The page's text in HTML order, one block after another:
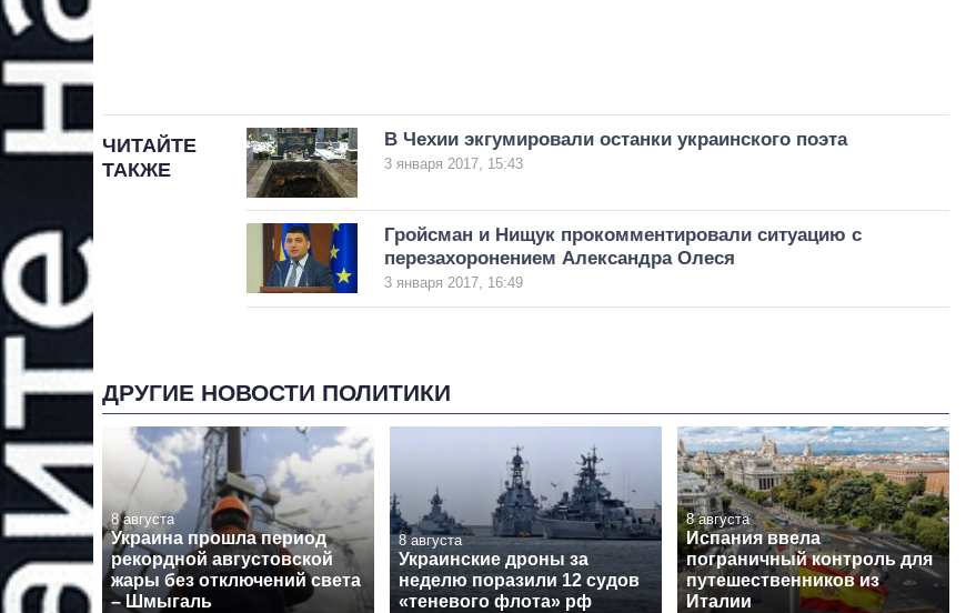
ЧИТАЙТЕ
ТАКЖЕ
В Чехии экгумировали останки украинского поэта
3 января 2017, 15:43
Гройсман и Нищук прокомментировали ситуацию с
перезахоронением Александра Олеся
3 января 2017, 16:49
ДРУГИЕ НОВОСТИ ПОЛИТИКИ
8 августа
Украина прошла период
рекордной августовской
жары без отключений света
– Шмыгаль
8 августа
Украинские дроны за
неделю поразили 12 судов
«теневого флота» рф
8 августа
Испания ввела
пограничный контроль для
путешественников из
Италии